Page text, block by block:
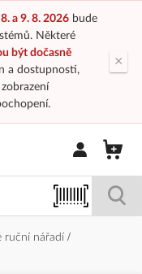
8. a 9. 8. 2026bude
Některé
být dočasně
a dostupnosti,
×
Přihlásit/
ruční nářadí